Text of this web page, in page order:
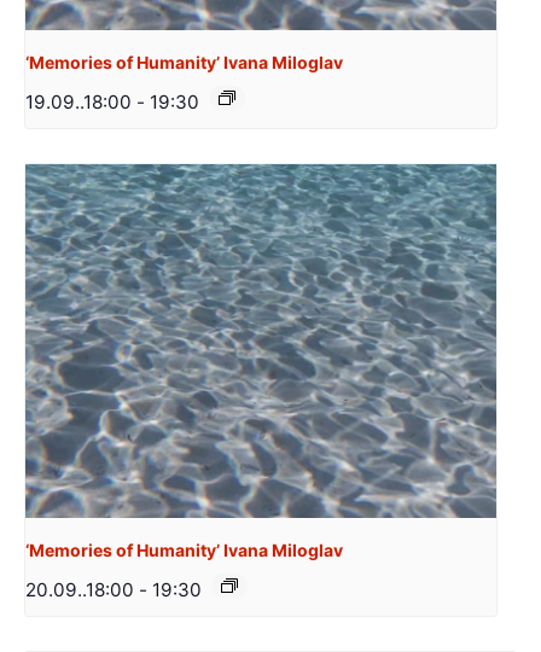
‘Memories of Humanity’ Ivana Miloglav
19.09..18:00 - 19:30
‘Memories of Humanity’ Ivana Miloglav
20.09..18:00 - 19:30